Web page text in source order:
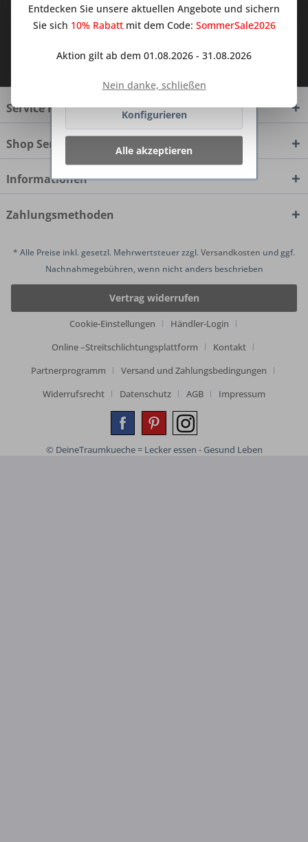
Ich habe die
Datenschutzbestimmungen
Service Hotline
Shop Service
Informationen
Zahlungsmethoden
* Alle Preise inkl. gesetzl. Mehrwertsteuer zzgl.Versandkosten und ggf.
Nachnahmegebühren, wenn nicht anders beschrieben
Vertrag widerrufen
Cookie-Einstellungen
Händler-Login
Online –Streitschlichtungsplattform
Kontakt
Partnerprogramm
Versand und Zahlungsbedingungen
Widerrufsrecht
Datenschutz AGB Impressum
© DeineTraumkueche = Lecker essen - Gesund Leben
Entdecken Sie unsere aktuellen Angebote und sichern
Sie sich 10% Rabattmit dem Code: SommerSale2026
Aktion gilt ab dem 01.08.2026 - 31.08.2026
Nein danke, schließen
Netzwerken vereinfachen sollen,
werden nur mit Ihrer Zustimmung
Ablehnen
Konfigurieren
Alle akzeptieren